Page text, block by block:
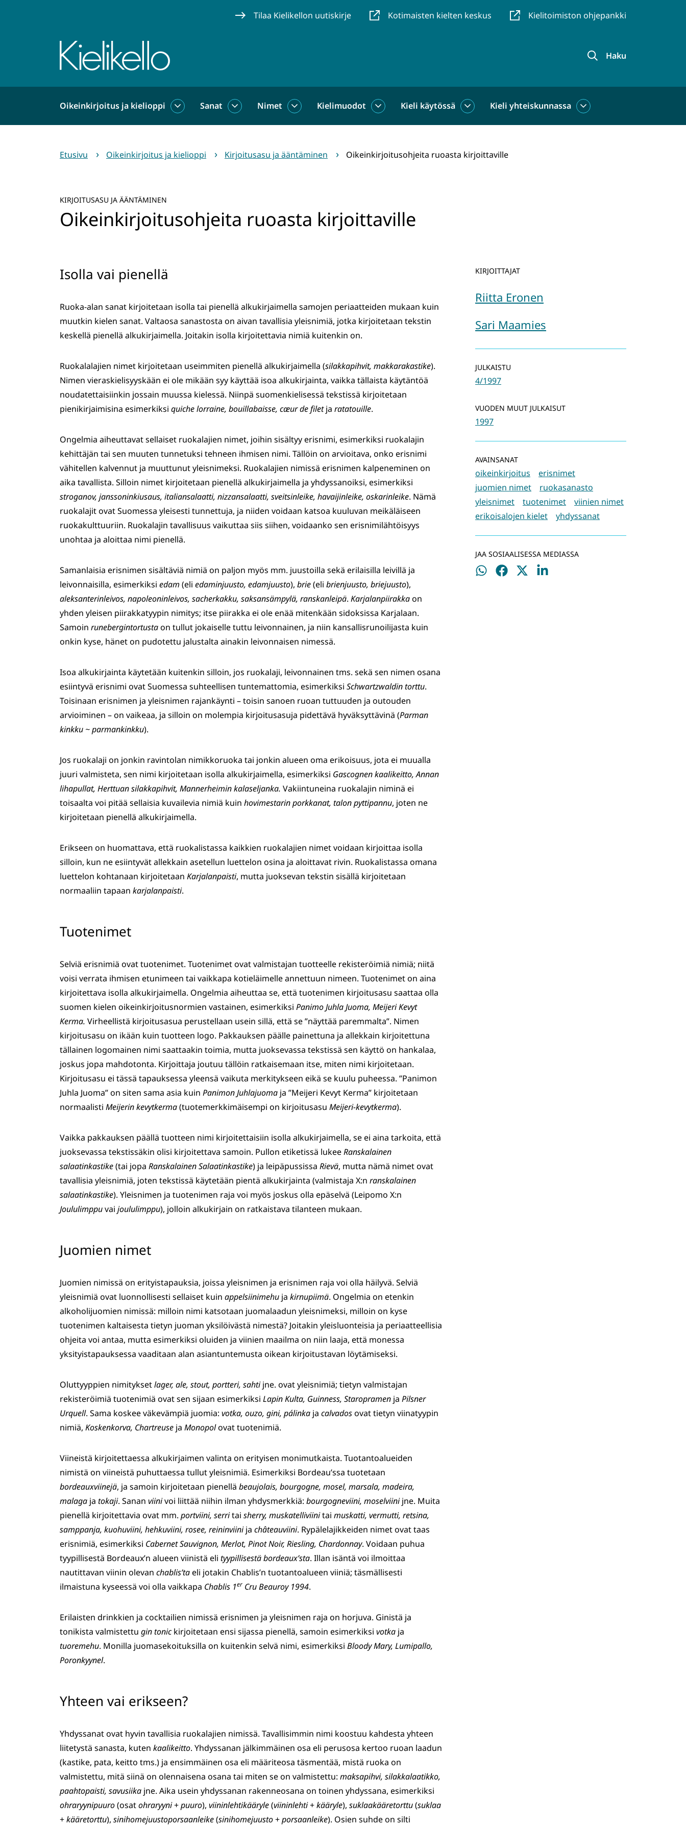
Tilaa Kielikellon uutiskirje Kotimaisten kielten keskus Kielitoimiston ohjepankki
Etusivu
Haku
Oikeinkirjoitus ja kielioppi
Oikeinkirjoitus
Sanat
Sanat
Nimet
NimetKielimuodot
KielimuodotKieli käytössä
Kieli
Kieli yhteiskunnassa
Kieli
Etusivu
Oikeinkirjoitus ja kielioppi Kirjoitusasu ja ääntäminen Oikeinkirjoitusohjeita ruoasta kirjoittaville
KIRJOITUSASU JA ÄÄNTÄMINEN
Oikeinkirjoitusohjeita ruoasta kirjoittaville
KIRJOITTAJAT
Riitta Eronen
Sari Maamies
JULKAISTU
4/1997
VUODEN MUUT JULKAISUT
1997
AVAINSANAT
oikeinkirjoitus
erisnimet
juomien nimet
ruokasanasto
yleisnimet
tuotenimet
viinien nimet
erikoisalojen kielet
yhdyssanat
JAA SOSIAALISESSA MEDIASSA
Jaa
Jaa
Jaa
Jaa
Isolla vai pienellä
Ruoka-alan sanat kirjoitetaan isolla tai pienellä alkukirjaimella samojen periaatteiden mukaan kuin
muutkin kielen sanat. Valtaosa sanastosta on aivan tavallisia yleisnimiä, jotka kirjoitetaan tekstin
keskellä pienellä alkukirjaimella. Joitakin isolla kirjoitettavia nimiä kuitenkin on.
Ruokalalajien nimet kirjoitetaan useimmiten pienellä alkukirjaimella (silakkapihvit, makkarakastike).
Nimen vieraskielisyyskään ei ole mikään syy käyttää isoa alkukirjainta, vaikka tällaista käytäntöä
noudatettaisiinkin jossain muussa kielessä. Niinpä suomenkielisessä tekstissä kirjoitetaan
pienikirjaimisina esimerkiksi quiche lorraine, bouillabaisse, cæur de filetja ratatouille.
Ongelmia aiheuttavat sellaiset ruokalajien nimet, joihin sisältyy erisnimi, esimerkiksi ruokalajin
kehittäjän tai sen muuten tunnetuksi tehneen ihmisen nimi. Tällöin on arvioitava, onko erisnimi
vähitellen kalvennut ja muuttunut yleisnimeksi. Ruokalajien nimissä erisnimen kalpeneminen on
aika tavallista. Silloin nimet kirjoitetaan pienellä alkukirjaimella ja yhdyssanoiksi, esimerkiksi
stroganov, janssoninkiusaus, italiansalaatti, nizzansalaatti, sveitsinleike, havaijinleike, oskarinleike. Nämä
ruokalajit ovat Suomessa yleisesti tunnettuja, ja niiden voidaan katsoa kuuluvan meikäläiseen
ruokakulttuuriin. Ruokalajin tavallisuus vaikuttaa siis siihen, voidaanko sen erisnimilähtöisyys
unohtaa ja aloittaa nimi pienellä.
Samanlaisia erisnimen sisältäviä nimiä on paljon myös mm. juustoilla sekä erilaisilla leivillä ja
leivonnaisilla, esimerkiksi edam (eli edaminjuusto, edamjuusto), brie(eli brienjuusto, briejuusto),
aleksanterinleivos, napoleoninleivos, sacherkakku, saksansämpylä, ranskanleipä. Karjalanpiirakkaon
yhden yleisen piirakkatyypin nimitys; itse piirakka ei ole enää mitenkään sidoksissa Karjalaan.
Samoin runebergintortustaon tullut jokaiselle tuttu leivonnainen, ja niin kansallisrunoilijasta kuin
onkin kyse, hänet on pudotettu jalustalta ainakin leivonnaisen nimessä.
Isoa alkukirjainta käytetään kuitenkin silloin, jos ruokalaji, leivonnainen tms. sekä sen nimen osana
esiintyvä erisnimi ovat Suomessa suhteellisen tuntemattomia, esimerkiksi Schwartzwaldintorttu.
Toisinaan erisnimen ja yleisnimen rajankäynti – toisin sanoen ruoan tuttuuden ja outouden
arvioiminen – on vaikeaa, ja silloin on molempia kirjoitusasuja pidettävä hyväksyttävinä (Parman
kinkku ~ parmankinkku).
Jos ruokalaji on jonkin ravintolan nimikkoruoka tai jonkin alueen oma erikoisuus, jota ei muualla
juuri valmisteta, sen nimi kirjoitetaan isolla alkukirjaimella, esimerkiksi Gascognen kaalikeitto, Annan
lihapullat, Herttuan silakkapihvit, Mannerheimin kalaseljanka. Vakiintuneina ruokalajin niminä ei
toisaalta voi pitää sellaisia kuvailevia nimiä kuin hovimestarin porkkanat, talon pyttipannu, joten ne
kirjoitetaan pienellä alkukirjaimella.
Erikseen on huomattava, että ruokalistassa kaikkien ruokalajien nimet voidaan kirjoittaa isolla
silloin, kun ne esiintyvät allekkain asetellun luettelon osina ja aloittavat rivin. Ruokalistassa omana
luettelon kohtanaan kirjoitetaan Karjalanpaisti, mutta juoksevan tekstin sisällä kirjoitetaan
normaaliin tapaan karjalanpaisti.
Tuotenimet
Selviä erisnimiä ovat tuotenimet. Tuotenimet ovat valmistajan tuotteelle rekisteröimiä nimiä; niitä
voisi verrata ihmisen etunimeen tai vaikkapa kotieläimelle annettuun nimeen. Tuotenimet on aina
kirjoitettava isolla alkukirjaimella. Ongelmia aiheuttaa se, että tuotenimen kirjoitusasu saattaa olla
suomen kielen oikeinkirjoitusnormien vastainen, esimerkiksi Panimo Juhla Juoma, Meijeri Kevyt
Kerma. Virheellistä kirjoitusasua perustellaan usein sillä, että se ”näyttää paremmalta”. Nimen
kirjoitusasu on ikään kuin tuotteen logo. Pakkauksen päälle painettuna ja allekkain kirjoitettuna
tällainen logomainen nimi saattaakin toimia, mutta juoksevassa tekstissä sen käyttö on hankalaa,
joskus jopa mahdotonta. Kirjoittaja joutuu tällöin ratkaisemaan itse, miten nimi kirjoitetaan.
Kirjoitusasu ei tässä tapauksessa yleensä vaikuta merkitykseen eikä se kuulu puheessa. ”Panimon
Juhla Juoma” on siten sama asia kuin Panimon Juhlajuoma ja ”Meijeri Kevyt Kerma” kirjoitetaan
normaalisti Meijerin kevytkerma(tuotemerkkimäisempi on kirjoitusasu Meijeri-kevytkerma).
Vaikka pakkauksen päällä tuotteen nimi kirjoitettaisiin isolla alkukirjaimella, se ei aina tarkoita, että
juoksevassa tekstissäkin olisi kirjoitettava samoin. Pullon etiketissä lukeeRanskalainen
salaatinkastike(tai jopa Ranskalainen Salaatinkastike) ja leipäpussissa Rievä, mutta nämä nimet ovat
tavallisia yleisnimiä, joten tekstissä käytetään pientä alkukirjainta (valmistaja X:n ranskalainen
salaatinkastike). Yleisnimen ja tuotenimen raja voi myös joskus olla epäselvä (Leipomo X:n
Joululimppuvai joululimppu), jolloin alkukirjain on ratkaistava tilanteen mukaan.
Juomien nimet
Juomien nimissä on erityistapauksia, joissa yleisnimen ja erisnimen raja voi olla häilyvä. Selviä
yleisnimiä ovat luonnollisesti sellaiset kuin appelsiinimehu ja kirnupiimä. Ongelmia on etenkin
alkoholijuomien nimissä: milloin nimi katsotaan juomalaadun yleisnimeksi, milloin on kyse
tuotenimen kaltaisesta tietyn juoman yksilöivästä nimestä? Joitakin yleisluonteisia ja periaatteellisia
ohjeita voi antaa, mutta esimerkiksi oluiden ja viinien maailma on niin laaja, että monessa
yksityistapauksessa vaaditaan alan asiantuntemusta oikean kirjoitustavan löytämiseksi.
Oluttyyppien nimityksetlager, ale, stout, portteri, sahtijne. ovat yleisnimiä; tietyn valmistajan
rekisteröimiä tuotenimiä ovat sen sijaan esimerkiksi Lapin Kulta, Guinness, Staropramen ja Pilsner
Urquell. Sama koskee väkevämpiä juomia: votka, ouzo, gini, pálinka ja calvadosovat tietyn viinatyypin
nimiä, Koskenkorva, Chartreuse ja Monopolovat tuotenimiä.
Viineistä kirjoitettaessa alkukirjaimen valinta on erityisen monimutkaista. Tuotantoalueiden
nimistä on viineistä puhuttaessa tullut yleisnimiä. Esimerkiksi Bordeau’ssa tuotetaan
bordeauxviinejä, ja samoin kirjoitetaan pienellä beaujolais, bourgogne, mosel, marsala, madeira,
malaga ja tokaji. Sanan viinivoi liittää niihin ilman yhdysmerkkiä: bourgogneviini, moselviinijne. Muita
pienellä kirjoitettavia ovat mm. portviini, serritai sherry, muskatelliviinitai muskatti, vermutti, retsina,
samppanja, kuohuviini, hehkuviini, rosee, reininviinija châteauviini. Rypälelajikkeiden nimet ovat taas
erisnimiä, esimerkiksi Cabernet Sauvignon, Merlot, Pinot Noir, Riesling, Chardonnay. Voidaan puhua
tyypillisestä Bordeaux’n alueen viinistä eli tyypillisestä bordeaux’sta. Illan isäntä voi ilmoittaa
nautittavan viinin olevan chablis’taeli jotakin Chablis’n tuotantoalueen viiniä; täsmällisesti
ilmaistuna kyseessä voi olla vaikkapa Chablis 1er Cru Beauroy 1994.
Erilaisten drinkkien ja cocktailien nimissä erisnimen ja yleisnimen raja on horjuva. Ginistä ja
tonikista valmistettu gin tonickirjoitetaan ensi sijassa pienellä, samoin esimerkiksi votka ja
tuoremehu. Monilla juomasekoituksilla on kuitenkin selvä nimi, esimerkiksi Bloody Mary, Lumipallo,
Poronkyynel.
Yhteen vai erikseen?
Yhdyssanat ovat hyvin tavallisia ruokalajien nimissä. Tavallisimmin nimi koostuu kahdesta yhteen
liitetystä sanasta, kuten kaalikeitto. Yhdyssanan jälkimmäinen osa eli perusosa kertoo ruoan laadun
(kastike, pata, keitto tms.) ja ensimmäinen osa eli määriteosa täsmentää, mistä ruoka on
valmistettu, mitä siinä on olennaisena osana tai miten se on valmistettu: maksapihvi, silakkalaatikko,
paahtopaisti, savusiika jne. Aika usein yhdyssanan rakenneosana on toinen yhdyssana, esimerkiksi
ohraryynipuuro(osatohraryyni+puuro), viininlehtikääryle(viininlehti+kääryle), suklaakääretorttu(suklaa
+kääretorttu), sinihomejuustoporsaanleike(sinihomejuusto+porsaanleike). Osien suhde on silti